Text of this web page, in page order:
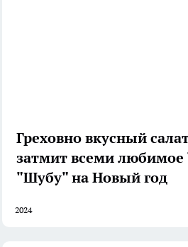
Греховно вкусный
затмит всеми любимое
"Шубу" на Новый год
2024